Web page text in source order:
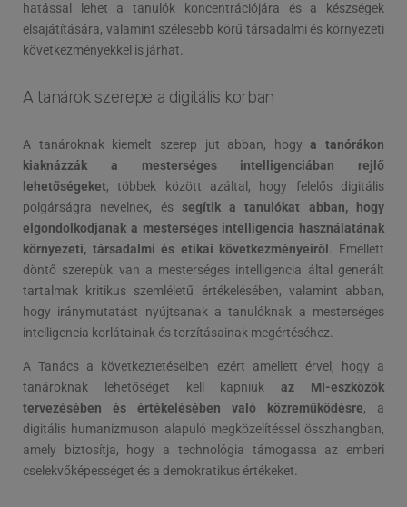
hatással lehet a tanulók koncentrációjára és a készségek
elsajátítására, valamint szélesebb körű társadalmi és környezeti
következményekkel is járhat.
A tanárok szerepe a digitális korban
A tanároknak kiemelt szerep jut abban, hogya tanórákon
kiaknázzák a mesterséges intelligenciában rejlő
lehetőségeket, többek között azáltal, hogy felelős digitális
polgárságra nevelnek, és segítik a tanulókat abban, hogy
elgondolkodjanak a mesterséges intelligencia használatának
környezeti, társadalmi és etikai következményeiről . Emellett
döntő szerepük van a mesterséges intelligencia által generált
tartalmak kritikus szemléletű értékelésében, valamint abban,
hogy iránymutatást nyújtsanak a tanulóknak a mesterséges
intelligencia korlátainak és torzításainak megértéséhez.
A Tanács a következtetéseiben ezért amellett érvel, hogy a
tanároknak lehetőséget kell kapniukaz MI-eszközök
tervezésében és értékelésében való közreműködésre, a
digitális humanizmuson alapuló megközelítéssel összhangban,
amely biztosítja, hogy a technológia támogassa az emberi
cselekvőképességet és a demokratikus értékeket.